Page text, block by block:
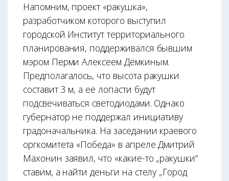
Напомним, проект «ракушка»,
разработчиком которого выступил
городской Институт территориального
планирования, поддерживался бывшим
мэром Перми Алексеем Дёмкиным.
Предполагалось, что высота ракушки
составит 3 м, а её лопасти будут
подсвечиваться светодиодами. Однако
губернатор не поддержал инициативу
градоначальника. На заседании краевого
оргкомитета «Победа» в апреле Дмитрий
Махонин заявил, что «какие-то „ракушки“
ставим, а найти деньги на стелу „Город